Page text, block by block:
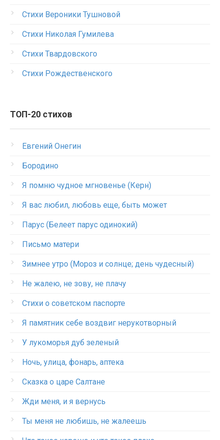
Стихи Вероники Тушновой
Стихи Николая Гумилева
Стихи Твардовского
Стихи Рождественского
ТОП-20 стихов
Евгений Онегин
Бородино
Я помню чудное мгновенье (Керн)
Я вас любил, любовь еще, быть может
Парус (Белеет парус одинокий)
Письмо матери
Зимнее утро (Мороз и солнце; день чудесный)
Не жалею, не зову, не плачу
Стихи о советском паспорте
Я памятник себе воздвиг нерукотворный
У лукоморья дуб зеленый
Ночь, улица, фонарь, аптека
Сказка о царе Салтане
Жди меня, и я вернусь
Ты меня не любишь, не жалеешь